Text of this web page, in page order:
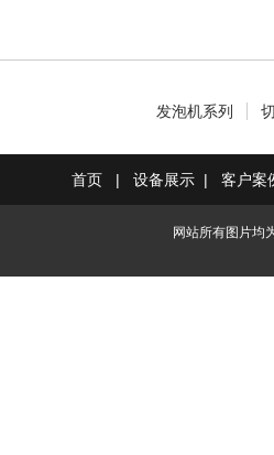
发泡机系列
首页 | 设备展示 | 客户案
网站所有图片均